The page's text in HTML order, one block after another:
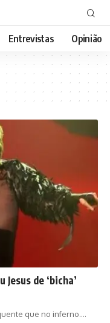
Entrevistas Opinião
de ‘bicha’
que no inferno.…